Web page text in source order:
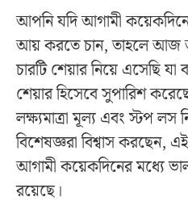
আপনি যদি আগামী
আয় করতে চান, তাহলে
চারটি শেয়ার নিয়ে এসেছি যা
শেয়ার হিসেবে সুপারিশ
লক্ষ্যমাত্রা মূল্য এবং স্টপ লস
বিশেষজ্ঞরা বিশ্বাস করছেন,
আগামী কয়েকদিনের মধ্যে
রয়েছে।